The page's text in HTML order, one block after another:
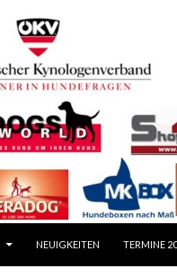
NEUIGKEITEN TERMINE